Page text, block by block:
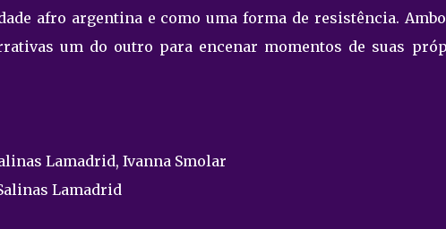
afro argentina e como uma forma de resistência.
um do outro para encenar momentos de suas
Lamadrid, Ivanna Smolar
Lamadrid